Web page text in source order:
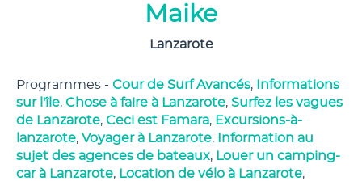
Maike
Lanzarote
Programmes - Cour de Surf Avancés,
Informations
sur l'île, Chose à faire à Lanzarote, Surfez les vagues
de Lanzarote, Ceci est Famara, Excursions-à-
lanzarote, Voyager à Lanzarote,
Information au
sujet des agences de bateaux, Louer un camping-
car à Lanzarote, Location de vélo à Lanzarote,